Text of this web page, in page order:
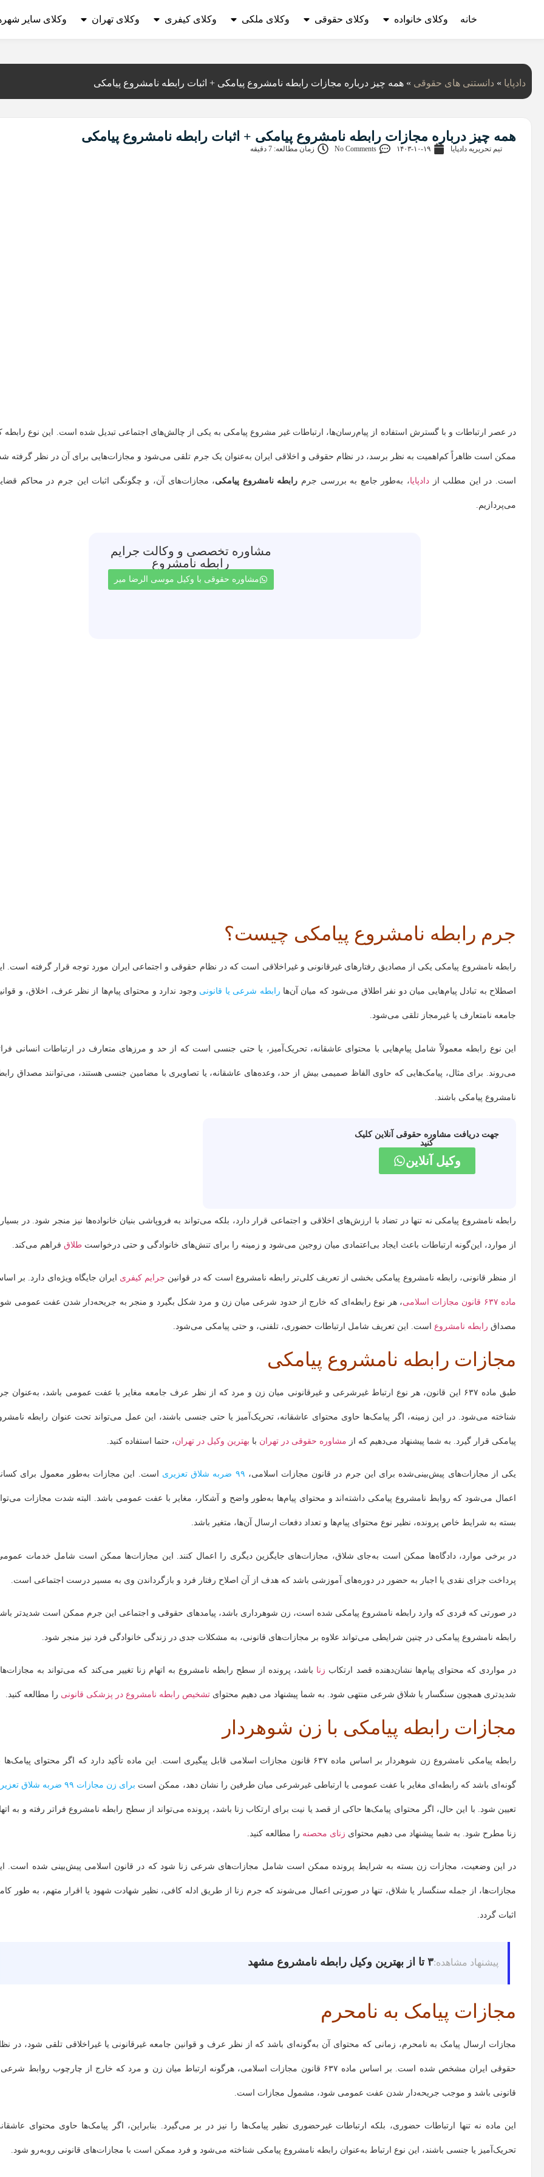
خانه وکلای خانواده وکلای حقوقی وکلای ملکی وکلای کیفری وکلای تهران وکلای سایر
دادپایا » دانستنی‌ های حقوقی » همه چیز درباره مجازات رابطه نامشروع پیامکی + اثبات رابطه نامشروع پیامکی
همه چیز درباره مجازات رابطه نامشروع پیامکی + اثبات رابطه نامشروع پیامکی
تیم تحریریه دادپایا ۱۴۰۳-۱۰-۱۹ No Comments زمان مطالعه: 7 دقیقه
در عصر ارتباطات و با گسترش استفاده از پیام‌رسان‌ها، ارتباطات غیر مشروع پیامکی به یکی از چالش‌های اجتماعی تبدیل شده است. این نوع رابطه
ممکن است ظاهراً کم‌اهمیت به نظر برسد، در نظام حقوقی و اخلاقی ایران به‌عنوان یک جرم تلقی می‌شود و مجازات‌هایی برای آن در نظر گرفته
است. در این مطلب از دادپایا، به‌طور جامع به بررسی جرم رابطه نامشروع پیامکی، مجازات‌های آن، و چگونگی اثبات این جرم در محاکم
می‌پردازیم.
مشاوره تخصصی و وکالت جرایم
رابطه نامشروع
مشاوره حقوقی با وکیل موسی الرضا میر
جرم رابطه نامشروع پیامکی چیست؟
رابطه نامشروع پیامکی یکی از مصادیق رفتارهای غیرقانونی و غیراخلاقی است که در نظام حقوقی و اجتماعی ایران مورد توجه قرار گرفته است.
اصطلاح به تبادل پیام‌هایی میان دو نفر اطلاق می‌شود که میان آن‌ها رابطه شرعی یا قانونی وجود ندارد و محتوای پیام‌ها از نظر عرف، اخلاق، و
جامعه نامتعارف یا غیرمجاز تلقی می‌شود.
این نوع رابطه معمولاً شامل پیام‌هایی با محتوای عاشقانه، تحریک‌آمیز، یا حتی جنسی است که از حد و مرزهای متعارف در ارتباطات انسانی
می‌روند. برای مثال، پیامک‌هایی که حاوی الفاظ صمیمی بیش از حد، وعده‌های عاشقانه، یا تصاویری با مضامین جنسی هستند، می‌توانند مصداق
نامشروع پیامکی باشند.
جهت دریافت مشاوره حقوقی آنلاین کلیک
کنید
وکیل آنلاین
رابطه نامشروع پیامکی نه تنها در تضاد با ارزش‌های اخلاقی و اجتماعی قرار دارد، بلکه می‌تواند به فروپاشی بنیان خانواده‌ها نیز منجر شود. در
از موارد، این‌گونه ارتباطات باعث ایجاد بی‌اعتمادی میان زوجین می‌شود و زمینه را برای تنش‌های خانوادگی و حتی درخواست طلاق فراهم می‌کند.
از منظر قانونی، رابطه نامشروع پیامکی بخشی از تعریف کلی‌تر رابطه نامشروع است که در قوانین جرایم کیفری ایران جایگاه ویژه‌ای دارد. بر
ماده ۶۳۷ قانون مجازات اسلامی ، هر نوع رابطه‌ای که خارج از حدود شرعی میان زن و مرد شکل بگیرد و منجر به جریحه‌دار شدن عفت عمومی
مصداق رابطه نامشروع است. این تعریف شامل ارتباطات حضوری، تلفنی، و حتی پیامکی می‌شود.
مجازات رابطه نامشروع پیامکی
طبق ماده ۶۳۷ این قانون، هر نوع ارتباط غیرشرعی و غیرقانونی میان زن و مرد که از نظر عرف جامعه مغایر با عفت عمومی باشد، به‌عنوان
شناخته می‌شود. در این زمینه، اگر پیامک‌ها حاوی محتوای عاشقانه، تحریک‌آمیز یا حتی جنسی باشند، این عمل می‌تواند تحت عنوان رابطه
پیامکی قرار گیرد. به شما پیشنهاد می‌دهیم که از مشاوره حقوقی در تهران با بهترین وکیل در تهران، حتما استفاده کنید.
یکی از مجازات‌های پیش‌بینی‌شده برای این جرم در قانون مجازات اسلامی، ۹۹ ضربه شلاق تعزیری است. این مجازات به‌طور معمول برای
اعمال می‌شود که روابط نامشروع پیامکی داشته‌اند و محتوای پیام‌ها به‌طور واضح و آشکار، مغایر با عفت عمومی باشد. البته شدت مجازات
بسته به شرایط خاص پرونده، نظیر نوع محتوای پیام‌ها و تعداد دفعات ارسال آن‌ها، متغیر باشد.
در برخی موارد، دادگاه‌ها ممکن است به‌جای شلاق، مجازات‌های جایگزین دیگری را اعمال کنند. این مجازات‌ها ممکن است شامل خدمات
پرداخت جزای نقدی یا اجبار به حضور در دوره‌های آموزشی باشد که هدف از آن اصلاح رفتار فرد و بازگرداندن وی به مسیر درست اجتماعی است.
در صورتی که فردی که وارد رابطه نامشروع پیامکی شده است، زن شوهرداری باشد، پیامدهای حقوقی و اجتماعی این جرم ممکن است شدیدتر
رابطه نامشروع پیامکی در چنین شرایطی می‌تواند علاوه بر مجازات‌های قانونی، به مشکلات جدی در زندگی خانوادگی فرد نیز منجر شود.
در مواردی که محتوای پیام‌ها نشان‌دهنده قصد ارتکاب زنا باشد، پرونده از سطح رابطه نامشروع به اتهام زنا تغییر می‌کند که می‌تواند به
شدیدتری همچون سنگسار یا شلاق شرعی منتهی شود. به شما پیشنهاد می دهیم محتوای تشخیص رابطه نامشروع در پزشکی قانونی را مطالعه کنید.
مجازات رابطه پیامکی با زن شوهردار
رابطه پیامکی نامشروع زن شوهردار بر اساس ماده ۶۳۷ قانون مجازات اسلامی قابل پیگیری است. این ماده تأکید دارد که اگر محتوای
گونه‌ای باشد که رابطه‌ای مغایر با عفت عمومی یا ارتباطی غیرشرعی میان طرفین را نشان دهد، ممکن است برای زن مجازات ۹۹ ضربه شلاق تعزیری
تعیین شود. با این حال، اگر محتوای پیامک‌ها حاکی از قصد یا نیت برای ارتکاب زنا باشد، پرونده می‌تواند از سطح رابطه نامشروع فراتر رفته و به
زنا مطرح شود. به شما پیشنهاد می دهیم محتوای زنای محصنه را مطالعه کنید.
در این وضعیت، مجازات زن بسته به شرایط پرونده ممکن است شامل مجازات‌های شرعی زنا شود که در قانون اسلامی پیش‌بینی شده است.
مجازات‌ها، از جمله سنگسار یا شلاق، تنها در صورتی اعمال می‌شوند که جرم زنا از طریق ادله کافی، نظیر شهادت شهود یا اقرار متهم، به طور
اثبات گردد.
پیشنهاد مشاهده:۳ تا از بهترین وکیل رابطه نامشروع مشهد
مجازات پیامک به نامحرم
مجازات ارسال پیامک به نامحرم، زمانی که محتوای آن به‌گونه‌ای باشد که از نظر عرف و قوانین جامعه غیرقانونی یا غیراخلاقی تلقی شود، در
حقوقی ایران مشخص شده است. بر اساس ماده ۶۳۷ قانون مجازات اسلامی، هرگونه ارتباط میان زن و مرد که خارج از چارچوب روابط
قانونی باشد و موجب جریحه‌دار شدن عفت عمومی شود، مشمول مجازات است.
این ماده نه تنها ارتباطات حضوری، بلکه ارتباطات غیرحضوری نظیر پیامک‌ها را نیز در بر می‌گیرد. بنابراین، اگر پیامک‌ها حاوی محتوای
تحریک‌آمیز یا جنسی باشند، این نوع ارتباط به‌عنوان رابطه نامشروع پیامکی شناخته می‌شود و فرد ممکن است با مجازات‌های قانونی روبه‌رو شود.